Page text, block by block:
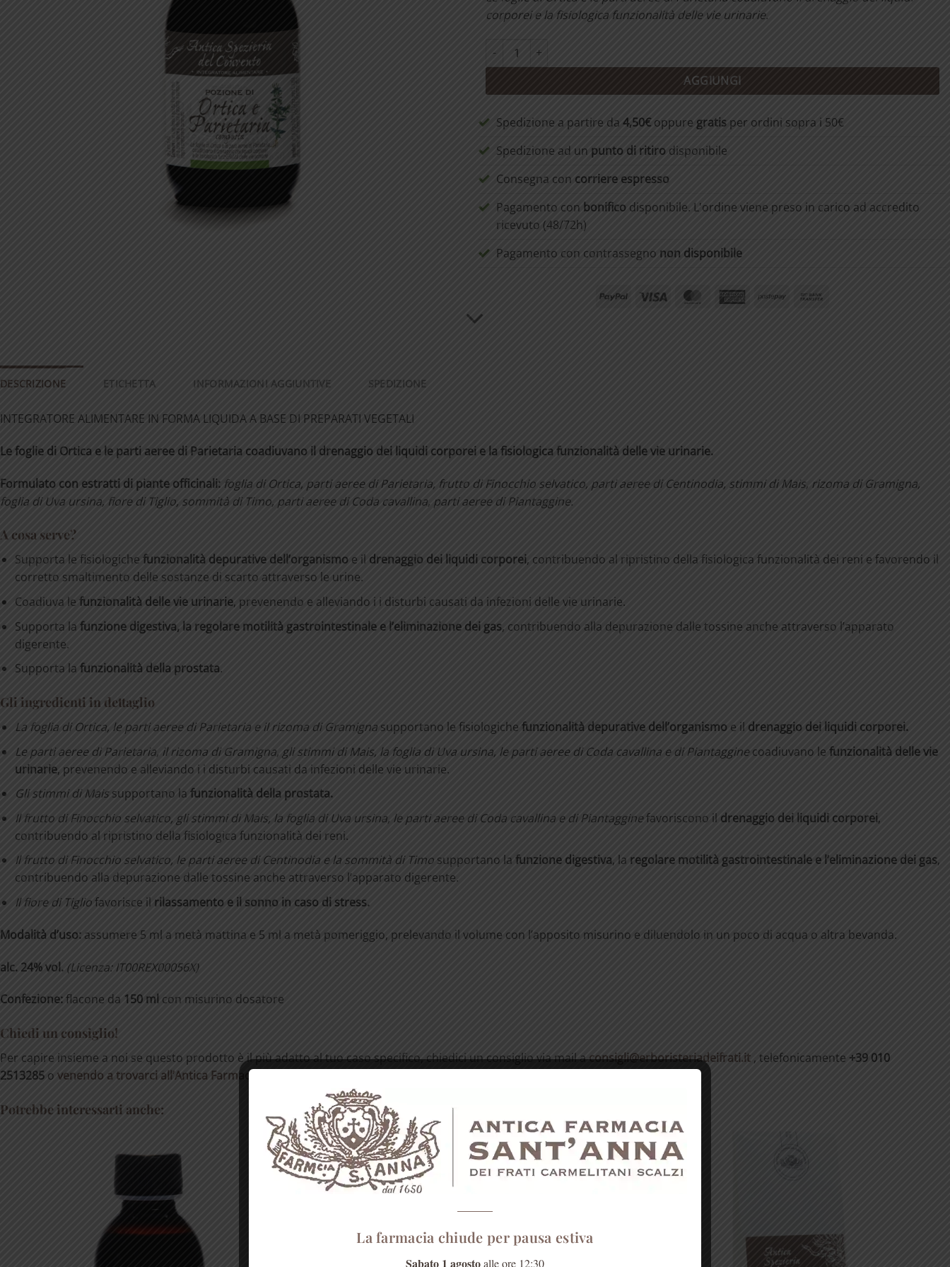
corporei e la fisiologica funzionalità delle vie urinarie.
Pozione di Ortica e Parietaria composta quantità
AGGIUNGI
Spedizione a partire da 4,50€oppure gratis per ordini sopra i 50€
Spedizione ad un punto di ritiro disponibile
Consegna con corriere espresso
Pagamento con bonifico disponibile. L'ordine viene preso in carico ad accredito
ricevuto (48/72h)
Pagamento con contrassegno non disponibile
PayPal Visa MasterCardAmericanPostepay
DESCRIZIONE ETICHETTA INFORMAZIONI AGGIUNTIVE SPEDIZIONE
INTEGRATORE ALIMENTARE IN FORMA LIQUIDA A BASE DI PREPARATI VEGETALI
Le foglie di Ortica e le parti aeree di Parietaria coadiuvano il drenaggio dei liquidi corporei e la fisiologica funzionalità dellevie urinarie.
Formulato con estratti di piante officinali: foglia di Ortica, parti aeree di Parietaria, frutto di Finocchio selvatico, parti aeree di Centinodia, stimmi di Mais, rizoma di Gramigna,
foglia di Uva ursina, fiore di Tiglio, sommità di Timo, parti aeree di Coda cavallina, parti aeree di Piantaggine.
A cosa serve?
Supporta le fisiologiche funzionalità depurative dell’organismo e il drenaggio dei liquidi corporei, contribuendo al ripristino della fisiologica funzionalità dei reni e favorendo il
corretto smaltimento delle sostanze di scarto attraverso le urine.
Coadiuva le funzionalità delle vie urinarie, prevenendo e alleviando i i disturbi causati da infezioni delle vie urinarie.
Supporta la funzione digestiva, la regolare motilità gastrointestinale e l’eliminazione dei gas, contribuendo alla depurazione dalle tossine anche attraverso l’apparato
digerente.
Supporta la funzionalità della prostata.
Gli ingredienti in dettaglio
La foglia di Ortica, le parti aeree di Parietaria e il rizoma di Gramignasupportano le fisiologiche funzionalità depurative dell’organismo e il drenaggio dei liquidi corporei.
Le parti aeree di Parietaria, il rizoma di Gramigna, gli stimmi di Mais, la foglia di Uva ursina, le parti aeree di Coda cavallina e di Piantagginecoadiuvano le funzionalità dellevie
urinarie, prevenendo e alleviando i i disturbi causati da infezioni delle vie urinarie.
Gli stimmi di Maissupportano la funzionalità della prostata.
Il frutto di Finocchio selvatico, gli stimmi di Mais, la foglia di Uva ursina, le parti aeree di Coda cavallina e di Piantagginefavoriscono il drenaggio dei liquidi corporei,
contribuendo al ripristino della fisiologica funzionalità dei reni.
Il frutto di Finocchio selvatico, le parti aeree di Centinodia e la sommità di Timosupportano la funzione digestiva, la regolare motilità gastrointestinale e l’eliminazione dei gas,
contribuendo alla depurazione dalle tossine anche attraverso l’apparato digerente.
Il fiore di Tigliofavorisce il rilassamento e il sonno in caso di stress.
Modalità d’uso: assumere 5 ml a metà mattina e 5 ml a metà pomeriggio, prelevando il volume con l’apposito misurino e diluendolo in un poco di acqua o altra bevanda.
alc. 24% vol. (Licenza:IT00REX00056X)
Confezione:flacone da 150 ml con misurino dosatore
Chiedi un consiglio!
Per capire insieme a noi se questo prodotto è il più adatto al tuo caso specifico, chiedici un consiglio via mail aconsigli@erboristeriadeifrati.it , telefonicamente +39 010
2513285 o venendo a trovarci all’Antica Farmacia
Potrebbe interessarti anche:
In offerta!
La farmacia chiude per pausa estiva
Sabato 1 agostoalle ore 12:30